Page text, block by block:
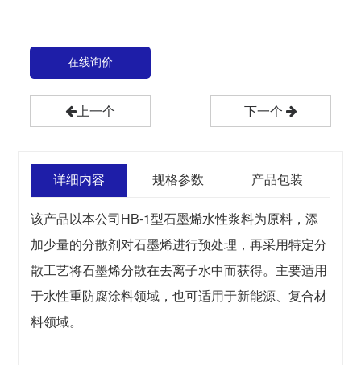
在线询价
上一个 下一个
详细内容 规格参数 产品包装
该产品以本公司HB-1型石墨烯水性浆料为原料，添
加少量的分散剂对石墨烯进行预处理，再采用特定分
散工艺将石墨烯分散在去离子水中而获得。主要适用
于水性重防腐涂料领域，也可适用于新能源、复合材
料领域。